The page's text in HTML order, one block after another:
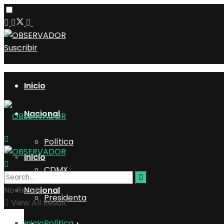
Suscribir
Inicio
Nacional
Política
CDMX
Presidenta
Inicio
Nacional
No Result
View All Result